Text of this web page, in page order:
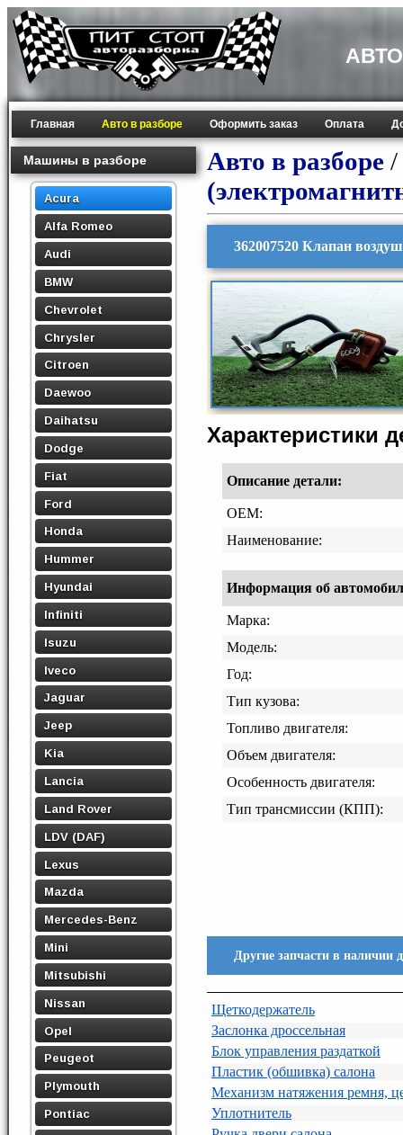
Главная Авто в разборе Оформить заказ Оплата
Машины в разборе
Acura
Alfa Romeo
Audi
BMW
Chevrolet
Chrysler
Citroen
Daewoo
Daihatsu
Dodge
Fiat
Ford
Honda
Hummer
Hyundai
Infiniti
Isuzu
Iveco
Jaguar
Jeep
Kia
Lancia
Land Rover
LDV (DAF)
Lexus
Mazda
Mercedes-Benz
Mini
Mitsubishi
Nissan
Opel
Peugeot
Plymouth
Pontiac
Авто в разборе /
362007520 Клапан
Характеристики
Описание детали:
OEM:
Наименование:
Информация об
Марка:
Модель:
Год:
Тип кузова:
Топливо двигателя:
Объем двигателя:
Особенность двигателя:
Тип трансмиссии (КПП):
Другие запчасти в наличии
Щеткодержатель
Заслонка дроссельная
Блок управления раздаткой
Пластик (обшивка) салона
Механизм натяжения ремня,
Уплотнитель